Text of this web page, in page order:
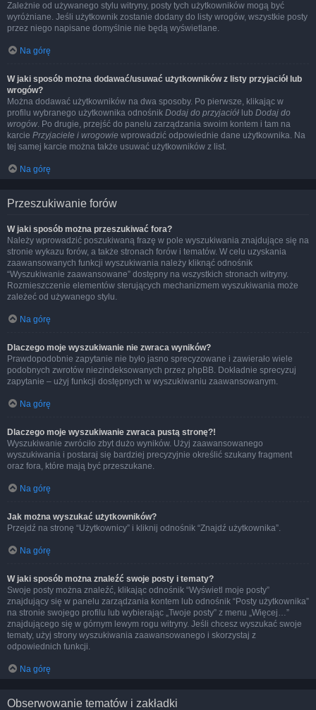
Zależnie od używanego stylu witryny, posty tych użytkowników mogą być
wyróżniane. Jeśli użytkownik zostanie dodany do listy wrogów, wszystkie posty
przez niego napisane domyślnie nie będą wyświetlane.
Na górę
W jaki sposób można dodawać/usuwać użytkowników z listy przyjaciół lub
wrogów?
Można dodawać użytkowników na dwa sposoby. Po pierwsze, klikając w
profilu wybranego użytkownika odnośnik Dodaj do przyjaciół lub Dodaj do
wrogów. Po drugie, przejść do panelu zarządzania swoim kontem i tam na
karcie Przyjaciele i wrogowie wprowadzić odpowiednie dane użytkownika. Na
tej samej karcie można także usuwać użytkowników z list.
Na górę
Przeszukiwanie forów
W jaki sposób można przeszukiwać fora?
Należy wprowadzić poszukiwaną frazę w pole wyszukiwania znajdujące się na
stronie wykazu forów, a także stronach forów i tematów. W celu uzyskania
zaawansowanych funkcji wyszukiwania należy kliknąć odnośnik
“Wyszukiwanie zaawansowane” dostępny na wszystkich stronach witryny.
Rozmieszczenie elementów sterujących mechanizmem wyszukiwania może
zależeć od używanego stylu.
Na górę
Dlaczego moje wyszukiwanie nie zwraca wyników?
Prawdopodobnie zapytanie nie było jasno sprecyzowane i zawierało wiele
podobnych zwrotów niezindeksowanych przez phpBB. Dokładnie sprecyzuj
zapytanie – użyj funkcji dostępnych w wyszukiwaniu zaawansowanym.
Na górę
Dlaczego moje wyszukiwanie zwraca pustą stronę?!
Wyszukiwanie zwróciło zbyt dużo wyników. Użyj zaawansowanego
wyszukiwania i postaraj się bardziej precyzyjnie określić szukany fragment
oraz fora, które mają być przeszukane.
Na górę
Jak można wyszukać użytkowników?
Przejdź na stronę “Użytkownicy” i kliknij odnośnik “Znajdź użytkownika”.
Na górę
W jaki sposób można znaleźć swoje posty i tematy?
Swoje posty można znaleźć, klikając odnośnik “Wyświetl moje posty”
znajdujący się w panelu zarządzania kontem lub odnośnik “Posty użytkownika”
na stronie swojego profilu lub wybierając „Twoje posty” z menu „Więcej…”
znajdującego się w górnym lewym rogu witryny. Jeśli chcesz wyszukać swoje
tematy, użyj strony wyszukiwania zaawansowanego i skorzystaj z
odpowiednich funkcji.
Na górę
Obserwowanie tematów i zakładki